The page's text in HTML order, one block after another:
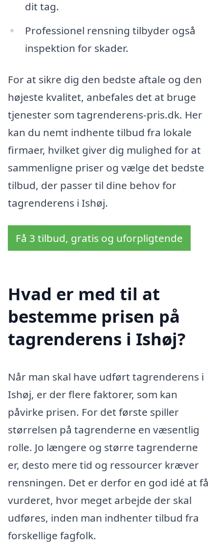
dit tag.
Professionel rensning tilbyder også
inspektion for skader.
For at sikre dig den bedste aftale og den
højeste kvalitet, anbefales det at bruge
tjenester som tagrenderens-pris.dk. Her
kan du nemt indhente tilbud fra lokale
firmaer, hvilket giver dig mulighed for at
sammenligne priser og vælge det bedste
tilbud, der passer til dine behov for
tagrenderens i Ishøj.
Få 3 tilbud, gratis og uforpligtende
Hvad er med til at
bestemme prisen på
tagrenderens i Ishøj?
Når man skal have udført tagrenderens i
Ishøj, er der flere faktorer, som kan
påvirke prisen. For det første spiller
størrelsen på tagrenderne en væsentlig
rolle. Jo længere og større tagrenderne
er, desto mere tid og ressourcer kræver
rensningen. Det er derfor en god idé at få
vurderet, hvor meget arbejde der skal
udføres, inden man indhenter tilbud fra
forskellige fagfolk.